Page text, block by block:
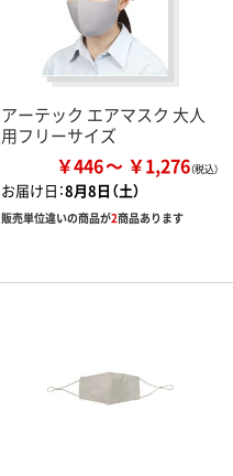
アーテック エアマスク 大人
用フリーサイズ
￥446 ￥1,276
お届け日：8月8日（土）
販売単位違いの商品が2商品あります